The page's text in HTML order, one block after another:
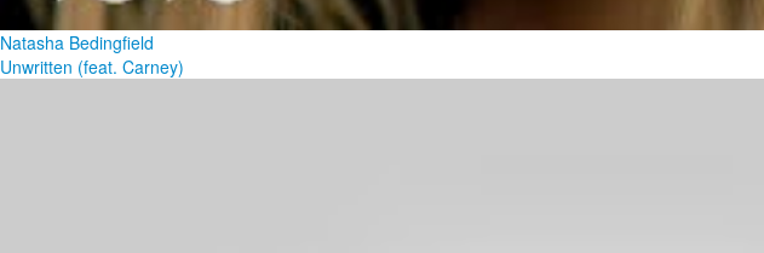
Natasha Bedingfield
Unwritten (feat. Carney)